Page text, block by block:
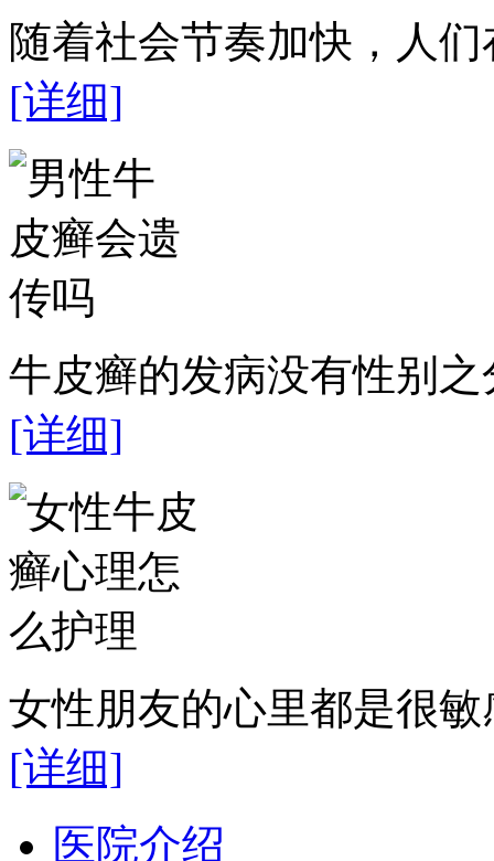
随着社会节奏加快，人
[详细]
牛皮癣的发病没有性别
[详细]
女性朋友的心里都是很
[详细]
医院介绍